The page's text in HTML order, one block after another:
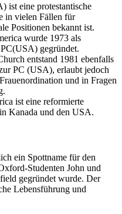
ist eine protestantische
in vielen Fällen für
Positionen bekannt ist.
wurde 1973 als
gegründet.
entstand 1981 ebenfalls
PC (USA), erlaubt jedoch
und in Fragen
ist eine reformierte
Kanada und den USA.
ein Spottname für den
Studenten John und
gegründet wurde. Der
Lebensführung und